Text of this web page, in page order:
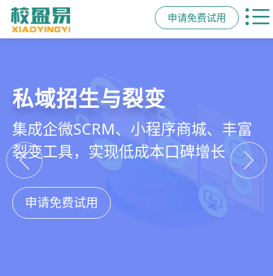
申请免费试用
教培行业CRM
以学员为中心，打通从引流、转化、
教学到复购转介绍的全生命周期增长
引擎
申请免费试用
智能销售漏斗
线索自动分配、标准化跟单、试听转
化分析，打造高绩效招生团队
申请免费试用
精细化客户运营
360°学员画像、自动化服务流程、智
能续费预警，深度挖掘学员长期价值
申请免费试用
私域招生与裂变
集成企微SCRM、小程序商城、丰富
裂变工具，实现低成本口碑增长
申请免费试用